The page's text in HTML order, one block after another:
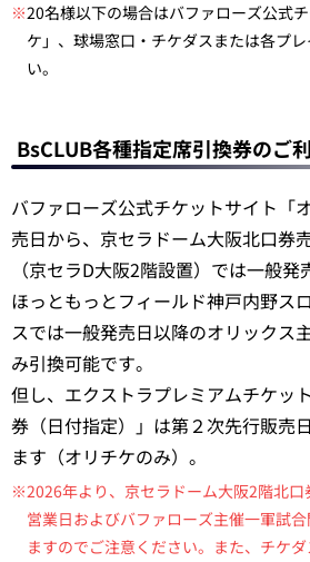
※20名様以下の場合はバファローズ公式
ケ」、球場窓口・チケダスまたは各プ
い。
BsCLUB各種指定席引換券のご
バファローズ公式チケットサイト「
売日から、京セラドーム大阪北口券
（京セラD大阪2階設置）では一般発
ほっともっとフィールド神戸内野ス
スでは一般発売日以降のオリックス
み引換可能です。
但し、エクストラプレミアムチケッ
券（日付指定）」は第２次先行販売
ます（オリチケのみ）。
※2026年より、京セラドーム大阪2階北口
営業日およびバファローズ主催一軍試
ますのでご注意ください。また、チケ